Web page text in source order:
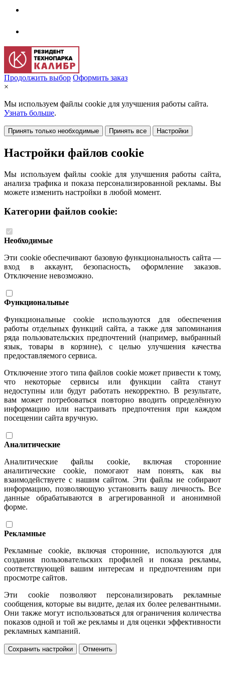
Продолжить выбор Оформить заказ
×
Мы используем файлы cookie для улучшения работы сайта.
Узнать больше.
Принять только необходимые Принять все Настройки
Настройки файлов cookie
Мы используем файлы cookie для улучшения работы сайта,
анализа трафика и показа персонализированной рекламы. Вы
можете изменить настройки в любой момент.
Категории файлов cookie:
Необходимые
Эти cookie обеспечивают базовую функциональность сайта —
вход в аккаунт, безопасность, оформление заказов.
Отключение невозможно.
Функциональные
Функциональные cookie используются для обеспечения
работы отдельных функций сайта, а также для запоминания
ряда пользовательских предпочтений (например, выбранный
язык, товары в корзине), с целью улучшения качества
предоставляемого сервиса.
Отключение этого типа файлов cookie может привести к тому,
что некоторые сервисы или функции сайта станут
недоступны или будут работать некорректно. В результате,
вам может потребоваться повторно вводить определённую
информацию или настраивать предпочтения при каждом
посещении сайта вручную.
Аналитические
Аналитические файлы cookie, включая сторонние
аналитические cookie, помогают нам понять, как вы
взаимодействуете с нашим сайтом. Эти файлы не собирают
информацию, позволяющую установить вашу личность. Все
данные обрабатываются в агрегированной и анонимной
форме.
Рекламные
Рекламные cookie, включая сторонние, используются для
создания пользовательских профилей и показа рекламы,
соответствующей вашим интересам и предпочтениям при
просмотре сайтов.
Эти cookie позволяют персонализировать рекламные
сообщения, которые вы видите, делая их более релевантными.
Они также могут использоваться для ограничения количества
показов одной и той же рекламы и для оценки эффективности
рекламных кампаний.
Сохранить настройки Отменить